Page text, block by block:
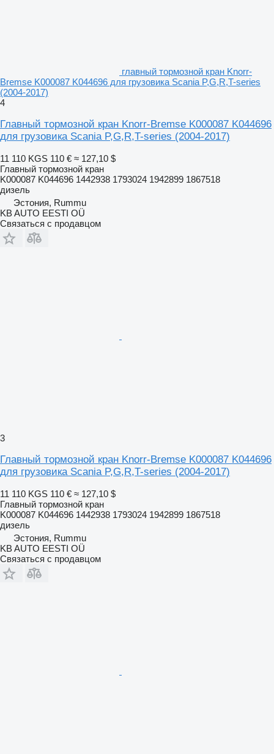
главный тормозной кран Knorr-
Bremse K000087 K044696 для грузовика Scania P,G,R,T-series
(2004-2017)
4
Главный тормозной кран Knorr-Bremse K000087 K044696
для грузовика Scania P,G,R,T-series (2004-2017)
11 110 KGS 110 € ≈ 127,10 $
Главный тормозной кран
K000087 K044696 1442938 1793024 1942899 1867518
дизель
Эстония, Rummu
KB AUTO EESTI OÜ
Связаться с продавцом
3
Главный тормозной кран Knorr-Bremse K000087 K044696
для грузовика Scania P,G,R,T-series (2004-2017)
11 110 KGS 110 € ≈ 127,10 $
Главный тормозной кран
K000087 K044696 1442938 1793024 1942899 1867518
дизель
Эстония, Rummu
KB AUTO EESTI OÜ
Связаться с продавцом